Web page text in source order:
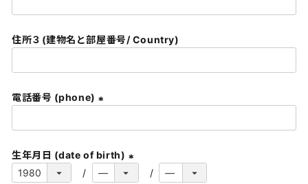
必
)
住所３(建物名と部屋番号/ Country)
電話番号 (phone)
必
須
)
生年月日 (date of birth)
(